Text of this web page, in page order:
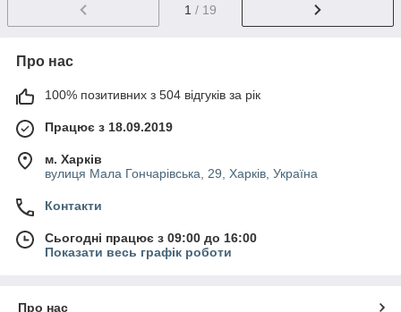
1 / 19
Про нас
100% позитивних з 504 відгуків за рік
Працює з 18.09.2019
м. Харків
вулиця Мала Гончарівська, 29, Харків, Україна
Контакти
Сьогодні працює з 09:00 до 16:00
Показати весь графік роботи
Про нас